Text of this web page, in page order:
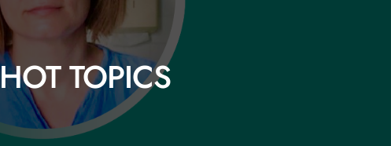
das Comissões de Trabalho
Pulmonology
Pesquisa Bibliográfica
Revistas Médicas
Revisões, Recomendações e Tomadas de Posição
Arquivo
COVID Longo
Cuidados Respiratórios Domiciliários
Dispositivos Inalatórios
DPOC
Pneumonia
Sono
TOPICS